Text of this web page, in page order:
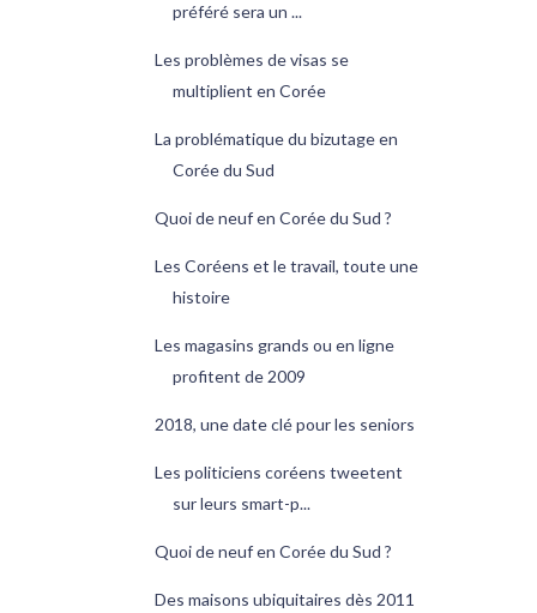
préféré sera un ...
Les problèmes de visas se
multiplient en Corée
La problématique du bizutage en
Corée du Sud
Quoi de neuf en Corée du Sud ?
Les Coréens et le travail, toute une
histoire
Les magasins grands ou en ligne
profitent de 2009
2018, une date clé pour les seniors
Les politiciens coréens tweetent
sur leurs smart-p...
Quoi de neuf en Corée du Sud ?
Des maisons ubiquitaires dès 2011